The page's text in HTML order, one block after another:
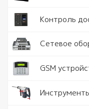
Контроль
Сетевое
GSM